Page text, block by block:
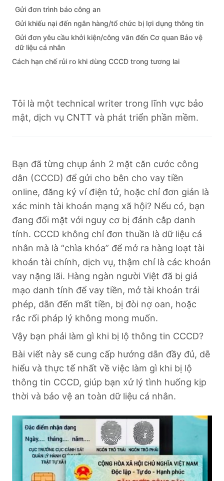
Gửi đơn trình báo công an
Gửi khiếu nại đến ngân hàng/tổ chức bị lợi dụng thông tin
Gửi đơn yêu cầu khởi kiện/công văn đến Cơ quan Bảo vệ
dữ liệu cá nhân
Cách hạn chế rủi ro khi dùng CCCD trong tương lai
Tôi là một technical writer trong lĩnh vực bảo
mật, dịch vụ CNTT và phát triển phần mềm.
Bạn đã từng chụp ảnh 2 mặt căn cước công
dân (CCCD) để gửi cho bên cho vay tiền
online, đăng ký ví điện tử, hoặc chỉ đơn giản là
xác minh tài khoản mạng xã hội? Nếu có, bạn
đang đối mặt với nguy cơ bị đánh cắp danh
tính. CCCD không chỉ đơn thuần là dữ liệu cá
nhân mà là “chìa khóa” để mở ra hàng loạt tài
khoản tài chính, dịch vụ, thậm chí là các khoản
vay nặng lãi. Hàng ngàn người Việt đã bị giả
mạo danh tính để vay tiền, mở tài khoản trái
phép, dẫn đến mất tiền, bị đòi nợ oan, hoặc
rắc rối pháp lý không mong muốn.
Vậy bạn phải làm gì khi bị lộ thông tin CCCD?
Bài viết này sẽ cung cấp hướng dẫn đầy đủ, dễ
hiểu và thực tế nhất về việc làm gì khi bị lộ
thông tin CCCD, giúp bạn xử lý tình huống kịp
thời và bảo vệ an toàn dữ liệu cá nhân.